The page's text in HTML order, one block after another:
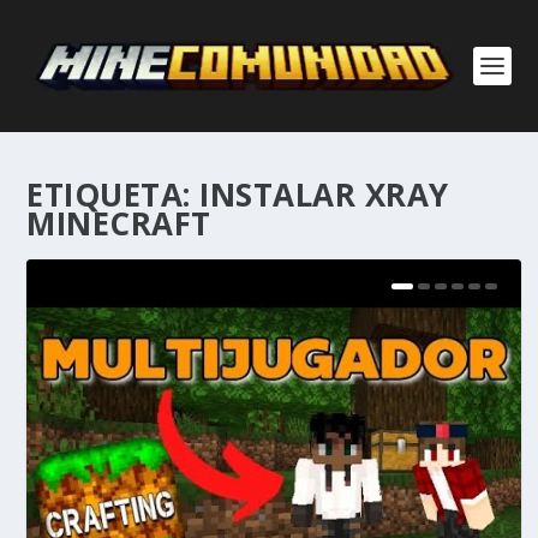
ETIQUETA: INSTALAR XRAY
MINECRAFT